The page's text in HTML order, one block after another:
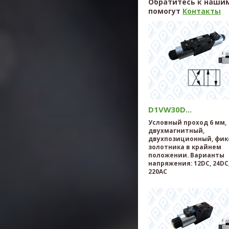
помогут Контакты
D1VW30D...
Условный проход 6 мм,
двухмагнитный,
двухпозиционный,
золотника в крайнем
положении. Варианты
напряжения: 12DC,
220AC